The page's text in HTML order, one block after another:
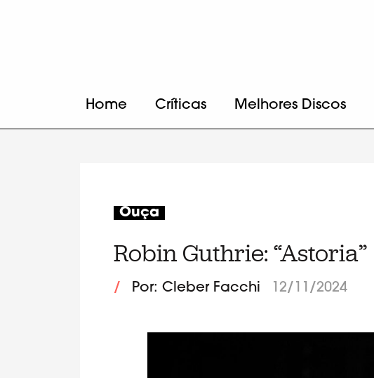
Home Críticas Melhores Discos
Ouça
Robin Guthrie: “Astoria”
/ Por: Cleber Facchi 12/11/2024